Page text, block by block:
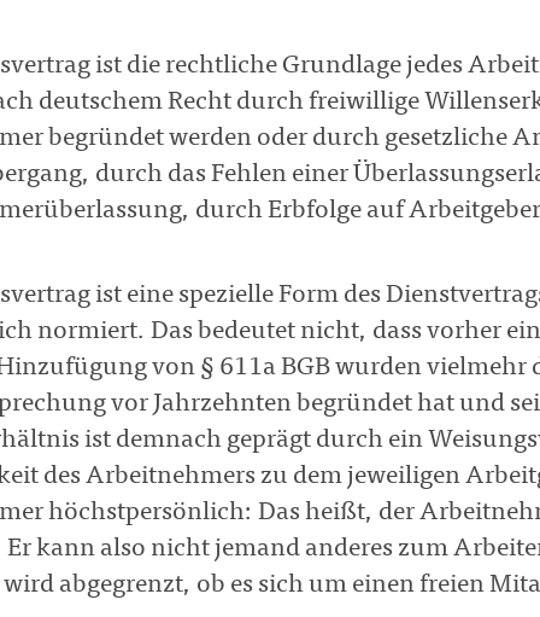
ist die rechtliche Grundlage jedes
deutschem Recht durch freiwillige
begründet werden oder durch gesetzliche
durch das Fehlen einer
durch Erbfolge auf
ist eine spezielle Form des
normiert. Das bedeutet nicht, dass vorher
von § 611a BGB wurden vielmehr
vor Jahrzehnten begründet hat und
ist demnach geprägt durch ein
des Arbeitnehmers zu dem jeweiligen
höchstpersönlich: Das heißt, der
kann also nicht jemand anderes zum
abgegrenzt, ob es sich um einen freien